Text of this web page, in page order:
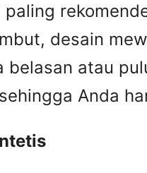
desain
belasan atau
Anda